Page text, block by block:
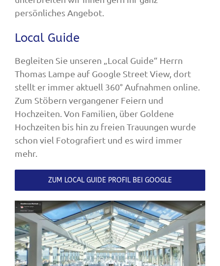
persönliches Angebot.
Local Guide
Begleiten Sie unseren „Local Guide“ Herrn
Thomas Lampe auf Google Street View, dort
stellt er immer aktuell 360° Aufnahmen online.
Zum Stöbern vergangener Feiern und
Hochzeiten. Von Familien, über Goldene
Hochzeiten bis hin zu freien Trauungen wurde
schon viel Fotografiert und es wird immer
mehr.
ZUM LOCAL GUIDE PROFIL BEI GOOGLE